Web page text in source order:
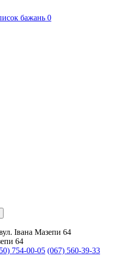
0
Івана Мазепи 64
64
754-00-05 (067) 560-39-33